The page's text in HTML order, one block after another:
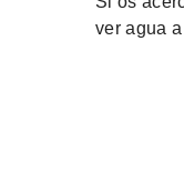
ver agua